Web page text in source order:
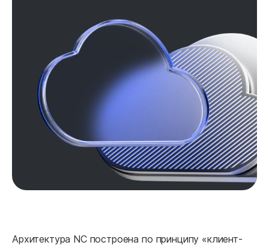
Архитектура NC построена по принципу «клиент-